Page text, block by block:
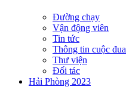
Đường chạy
Vận động viên
Tin tức
Thông tin cuộc đua
Thư viện
Đối tác
Hải Phòng 2023